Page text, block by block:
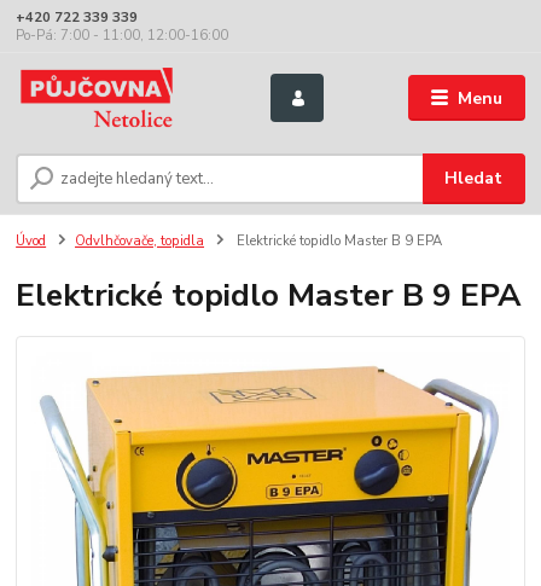
Menu
Hledat
+420 722 339 339
Po-Pá: 7:00 - 11:00, 12:00-16:00
Úvod Odvlhčovače, topidla Elektrické topidlo Master B 9 EPA
Elektrické topidlo Master B 9 EPA